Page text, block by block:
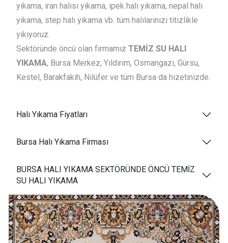
yıkama, iran halısı yıkama, ipek halı yıkama, nepal halı
yıkama, step halı yıkama vb. tüm halılarınızı titizlikle
yıkıyoruz.
Sektöründe öncü olan firmamız TEMİZ SU HALI
YIKAMA, Bursa Merkez, Yıldırım, Osmangazi, Gürsu,
Kestel, Barakfakih, Nilüfer ve tüm Bursa da hizetinizde.
Halı Yıkama Fiyatları
Bursa Halı Yıkama Firması
BURSA HALI YIKAMA SEKTÖRÜNDE ÖNCÜ TEMİZ
SU HALI YIKAMA